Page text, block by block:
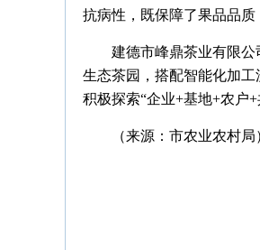
抗病性，既保障了果品品质
建德市峰鼎茶业有限
生态茶园，搭配智能化加
积极探索“企业+基地+农户
（来源：市农业农村局